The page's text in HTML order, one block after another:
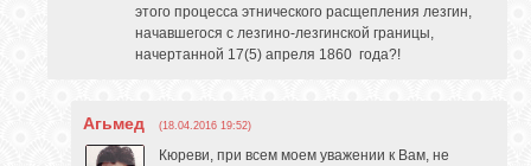
этого процесса этнического расщепления лезгин,
начавшегося с лезгино-лезгинской границы,
начертанной 17(5) апреля 1860 года?!
Агьмед (18.04.2016 19:52)
Кюреви, при всем моем уважении к Вам, не